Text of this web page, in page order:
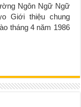
Ngôn Ngữ Ngữ
Giới thiệu chung
tháng 4 năm 1986